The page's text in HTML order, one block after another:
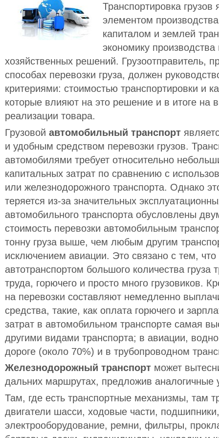
Транспортировка
элементом
капиталом и землей
экономику
хозяйственных решений. Грузоотправитель,
способах перевозки груза, должен
критериями: стоимостью транспортировки и
которые влияют на это решение и в итоге на
реализации товара.
Грузовой автомобильный транспорт
и удобным средством перевозки грузов.
автомобилями требует относительно
капитальных затрат по сравнению с
или железнодорожного транспорта. Однако
теряется из-за значительных
автомобильного транспорта обусловлены
стоимость перевозки автомобильным
тонну груза выше, чем любым другим
исключением авиации. Это связано с тем, что
автотранспортом большого количества груза
труда, горючего и просто много грузовиков.
на перевозки составляют немедленно
средства, такие, как оплата горючего и
затрат в автомобильном транспорте самая
другими видами транспорта; в авиации,
дороге (около 70%) и в трубопроводном
Железнодорожный транспорт может
дальних маршрутах, предложив аналогичные
Там, где есть транспортные механизмы, там
двигатели шасси, ходовые части,
электрооборудование, ремни, фильтры,